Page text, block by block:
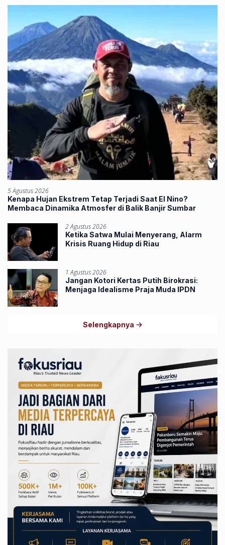
5 Agustus 2026
Kenapa Hujan Ekstrem Tetap Terjadi Saat El Nino?
Membaca Dinamika Atmosfer di Balik Banjir Sumbar
2 Agustus 2026
Ketika Satwa Mulai Menyerang, Alarm
Krisis Ruang Hidup di Riau
1 Agustus 2026
Jangan Kotori Kertas Putih Birokrasi:
Menjaga Idealisme Praja Muda IPDN
Selengkapnya